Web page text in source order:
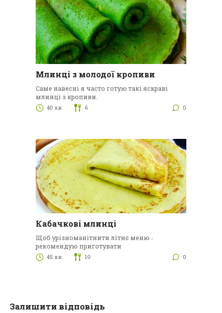
Млинці з молодої кропиви
Саме навесні я часто готую такі яскраві
млинці з кропиви.
40 хв 6 0
Кабачкові млинці
Щоб урізноманітнити літнє меню ‑
рекомендую приготувати
45 хв 10 0
Залишити відповідь